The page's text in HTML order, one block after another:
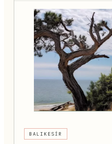
BALIKESIR